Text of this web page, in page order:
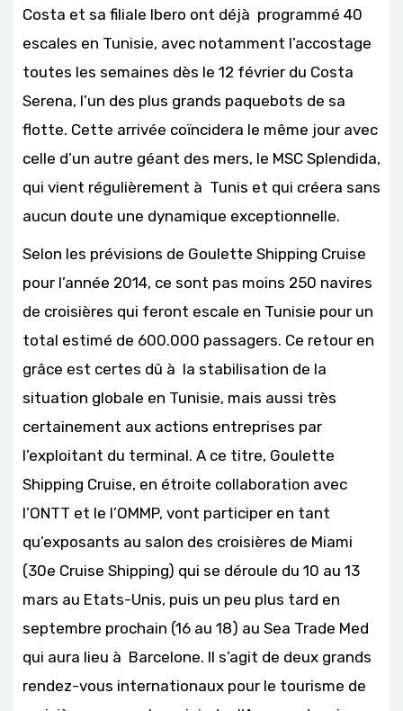
Costa et sa filiale Ibero ont déjà programmé 40
escales en Tunisie, avec notamment l’accostage
toutes les semaines dès le 12 février du Costa
Serena, l’un des plus grands paquebots de sa
flotte. Cette arrivée coïncidera le même jour avec
celle d’un autre géant des mers, le MSC Splendida,
qui vient régulièrement à Tunis et qui créera sans
aucun doute une dynamique exceptionnelle.
Selon les prévisions de Goulette Shipping Cruise
pour l’année 2014, ce sont pas moins 250 navires
de croisières qui feront escale en Tunisie pour un
total estimé de 600.000 passagers. Ce retour en
grâce est certes dû à la stabilisation de la
situation globale en Tunisie, mais aussi très
certainement aux actions entreprises par
l’exploitant du terminal. A ce titre, Goulette
Shipping Cruise, en étroite collaboration avec
l’ONTT et le l’OMMP, vont participer en tant
qu’exposants au salon des croisières de Miami
(30e Cruise Shipping) qui se déroule du 10 au 13
mars au Etats-Unis, puis un peu plus tard en
septembre prochain (16 au 18) au Sea Trade Med
qui aura lieu à Barcelone. Il s’agit de deux grands
rendez-vous internationaux pour le tourisme de